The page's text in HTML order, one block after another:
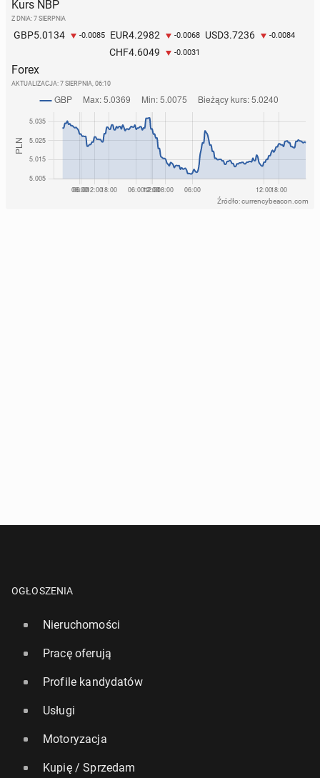
Kurs NBP
Z DNIA: 7 SIERPNIA
GBP5.0134 -0.0085 EUR4.2982 -0.0068 USD3.7236 -0.0084
CHF4.6049 -0.0031
Forex
AKTUALIZACJA: 7 SIERPNIA, 06:10
Źródło: currencybeacon.com
OGŁOSZENIA
Nieruchomości
Pracę oferują
Profile kandydatów
Usługi
Motoryzacja
Kupię / Sprzedam